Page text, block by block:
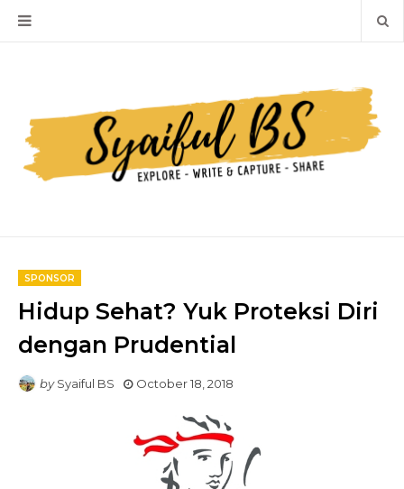
SPONSOR
Hidup Sehat? Yuk Proteksi Diri
dengan Prudential
by Syaiful BS October 18, 2018